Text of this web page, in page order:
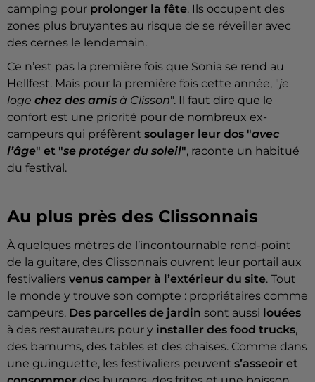
camping pour prolonger la fête. Ils occupent des
zones plus bruyantes au risque de se réveiller avec
des cernes le lendemain.
Ce n’est pas la première fois que Sonia se rend au
Hellfest. Mais pour la première fois cette année, "je
loge chez des amis à Clisson". Il faut dire que le
confort est une priorité pour de nombreux ex-
campeurs qui préfèrent soulager leur dos "avec
l’âge" et "se protéger du soleil", raconte un habitué
du festival.
Au plus près des Clissonnais
À quelques mètres de l’incontournable rond-point
de la guitare, des Clissonnais ouvrent leur portail aux
festivaliers venus camper à l’extérieur du site. Tout
le monde y trouve son compte : propriétaires comme
campeurs. Des parcelles de jardin sont aussi louées
à des restaurateurs pour y installer des food trucks,
des barnums, des tables et des chaises. Comme dans
une guinguette, les festivaliers peuvent s’asseoir et